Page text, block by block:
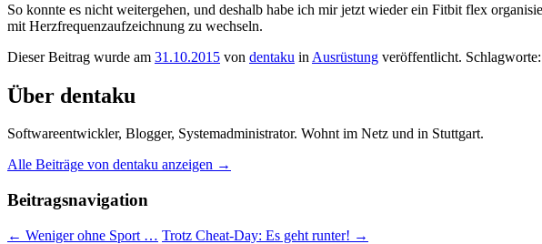
So konnte es nicht weitergehen, und deshalb habe ich mir jetzt wieder ein Fitbit flex
mit Herzfrequenzaufzeichnung zu wechseln.
Dieser Beitrag wurde am 31.10.2015 von dentaku in Ausrüstung veröffentlicht. Schlagworte:
Über dentaku
Softwareentwickler, Blogger, Systemadministrator. Wohnt im Netz und in Stuttgart.
Alle Beiträge von dentaku anzeigen →
Beitragsnavigation
← Weniger ohne Sport … Trotz Cheat-Day: Es geht runter! →